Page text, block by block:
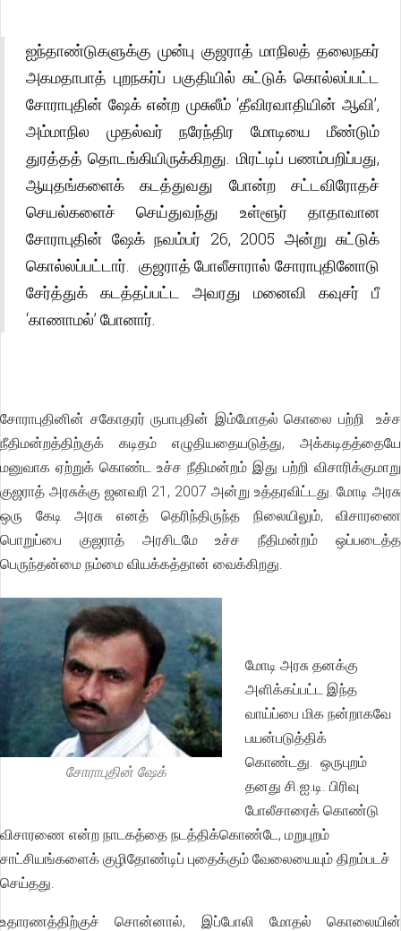
ஐந்தாண்டுகளுக்கு முன்பு குஜராத் மாநிலத் தலைநகர்
அகமதாபாத் புறநகர்ப் பகுதியில் சுட்டுக் கொல்லப்பட்ட
சோராபுதின் ஷேக் என்ற முசுலீம் ‘தீவிரவாதியின் ஆவி’,
அம்மாநில முதல்வர் நரேந்திர மோடியை மீண்டும்
துரத்தத் தொடங்கியிருக்கிறது. மிரட்டிப் பணம்பறிப்பது,
ஆயுதங்களைக் கடத்துவது போன்ற சட்டவிரோதச்
செயல்களைச் செய்துவந்து உள்ளூர் தாதாவான
சோராபுதின் ஷேக் நவம்பர் 26, 2005 அன்று சுட்டுக்
கொல்லப்பட்டார். குஜராத் போலீசாரால் சோராபுதினோடு
சேர்த்துக் கடத்தப்பட்ட அவரது மனைவி கவுசர் பீ
‘காணாமல்’ போனார்.
சோராபுதினின் சகோதரர் ருபாபுதின் இம்மோதல் கொலை பற்றி உச்ச
நீதிமன்றத்திற்குக் கடிதம் எழுதியதையடுத்து, அக்கடிதத்தையே
மனுவாக ஏற்றுக் கொண்ட உச்ச நீதிமன்றம் இது பற்றி விசாரிக்குமாறு
குஜராத் அரசுக்கு ஜனவரி 21, 2007 அன்று உத்தரவிட்டது. மோடி அரசு
ஒரு கேடி அரசு எனத் தெரிந்திருந்த நிலையிலும், விசாரணை
பொறுப்பை குஜராத் அரசிடமே உச்ச நீதிமன்றம் ஒப்படைத்த
பெருந்தன்மை நம்மை வியக்கத்தான் வைக்கிறது.
சோராபுதின் ஷேக்
மோடி அரசு தனக்கு
அளிக்கப்பட்ட இந்த
வாய்ப்பை மிக நன்றாகவே
பயன்படுத்திக்
கொண்டது. ஒருபுறம்
தனது சி.ஐ.டி. பிரிவு
போலீசாரைக் கொண்டு
விசாரணை என்ற நாடகத்தை நடத்திக்கொண்டே, மறுபுறம்
சாட்சியங்களைக் குழிதோண்டிப் புதைக்கும் வேலையையும் திறம்படச்
செய்தது.
உதாரணத்திற்குச் சொன்னால், இப்போலி மோதல் கொலையின்